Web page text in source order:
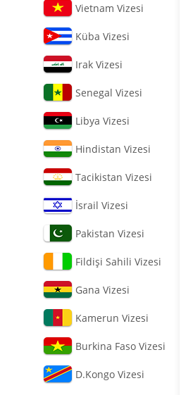
Vietnam Vizesi
Küba Vizesi
Irak Vizesi
Senegal Vizesi
Libya Vizesi
Hindistan Vizesi
Tacikistan Vizesi
İsrail Vizesi
Pakistan Vizesi
Fildişi Sahili Vizesi
Gana Vizesi
Kamerun Vizesi
Burkina Faso Vizesi
D.Kongo Vizesi